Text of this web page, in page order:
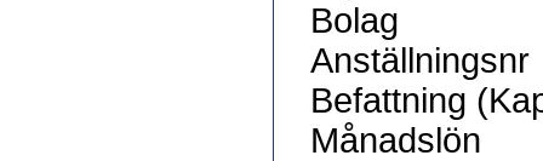
Bolag
Anställningsnr
Befattning
Månadslön